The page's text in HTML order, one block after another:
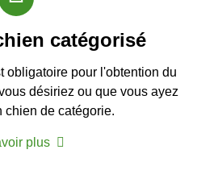
catégorisé
obligatoire pour l'obtention du
désiriez ou que vous ayez
chien de catégorie.
plus